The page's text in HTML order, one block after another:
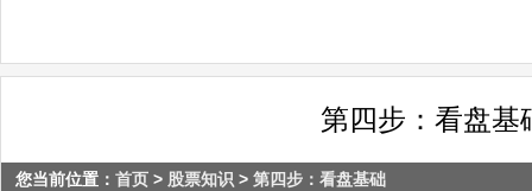
第四步：看盘基
您当前位置： 首页 > 股票知识 > 第四步：看盘基础